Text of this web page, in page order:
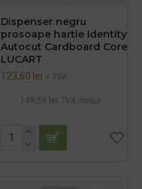
Dispenser negru
prosoape hartie Identity
Autocut Cardboard Core
LUCART
123,60 lei + TVA
149,56 lei TVA inclus